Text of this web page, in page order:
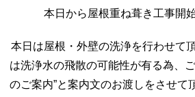
本日から屋根重ね葺き工事開
本日は屋根・外壁の洗浄を行わせて
は洗浄水の飛散の可能性が有る為、
のご案内”と案内文のお渡しをさせて